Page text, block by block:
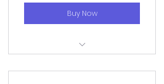
Buy Now